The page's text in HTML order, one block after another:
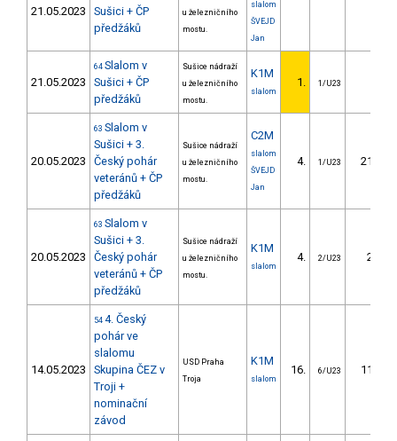
21.05.2023
Sušici + ČP
předžáků
u železničního
mostu.
slalom
ŠVEJD
Jan
21.05.2023
64 Slalom v
Sušici + ČP
předžáků
Sušice nádraží
u železničního
mostu.
K1M
slalom
1. 1/U23
20.05.2023
63 Slalom v
Sušici + 3.
Český pohár
veteránů + ČP
předžáků
Sušice nádraží
u železničního
mostu.
C2M
slalom
ŠVEJD
Jan
4. 1/U23 21.30
20.05.2023
63 Slalom v
Sušici + 3.
Český pohár
veteránů + ČP
předžáků
Sušice nádraží
u železničního
mostu.
K1M
slalom
4. 2/U23 2.35
14.05.2023
54 4. Český
pohár ve
slalomu
Skupina ČEZ v
Troji +
nominační
závod
USD Praha
Troja
K1M
slalom
16. 6/U23 11.44